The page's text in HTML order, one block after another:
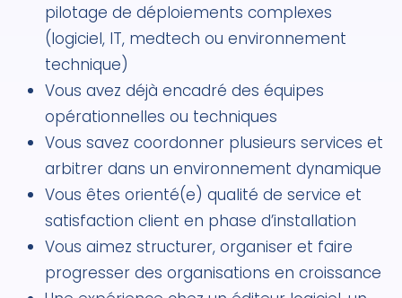
pilotage de déploiements complexes
(logiciel, IT, medtech ou environnement
technique)
Vous avez déjà encadré des équipes
opérationnelles ou techniques
Vous savez coordonner plusieurs services et
arbitrer dans un environnement dynamique
Vous êtes orienté(e) qualité de service et
satisfaction client en phase d’installation
Vous aimez structurer, organiser et faire
progresser des organisations en croissance